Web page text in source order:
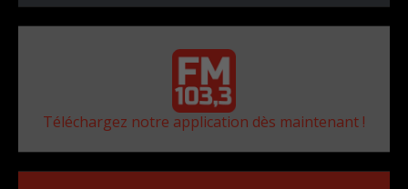
Téléchargez notre application dès maintenant !